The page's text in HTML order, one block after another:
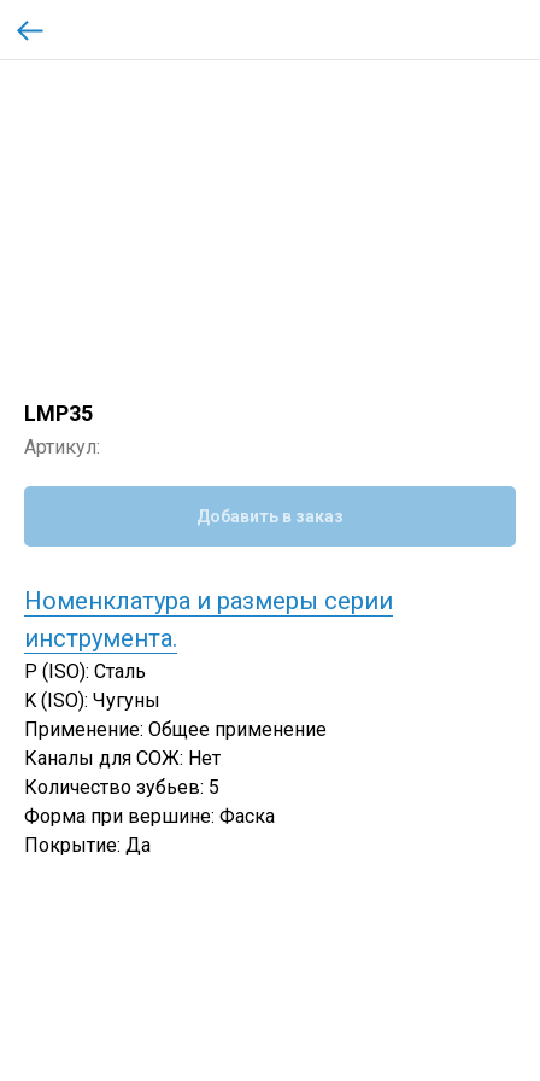
LMP35
Артикул:
Добавить в заказ
Номенклатура и размеры серии
инструмента.
P (ISO): Сталь
K (ISO): Чугуны
Применение: Общее применение
Каналы для СОЖ: Нет
Количество зубьев: 5
Форма при вершине: Фаска
Покрытие: Да